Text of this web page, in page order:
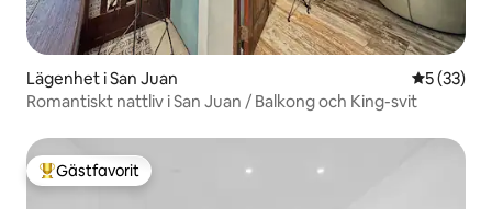
Lägenhet i San Juan 5 av 5 i
5 (33)
Romantiskt nattliv i San Juan / Balkong och King-svit
Populär gästfavorit
Gästfavorit